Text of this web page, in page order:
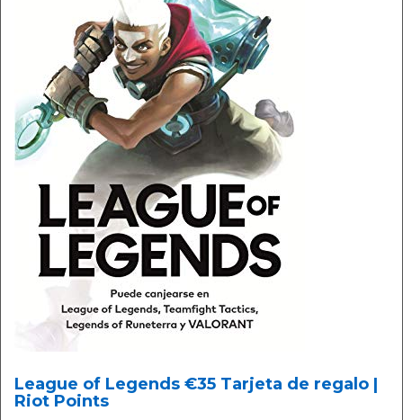
League of Legends €35 Tarjeta de regalo |
Riot Points